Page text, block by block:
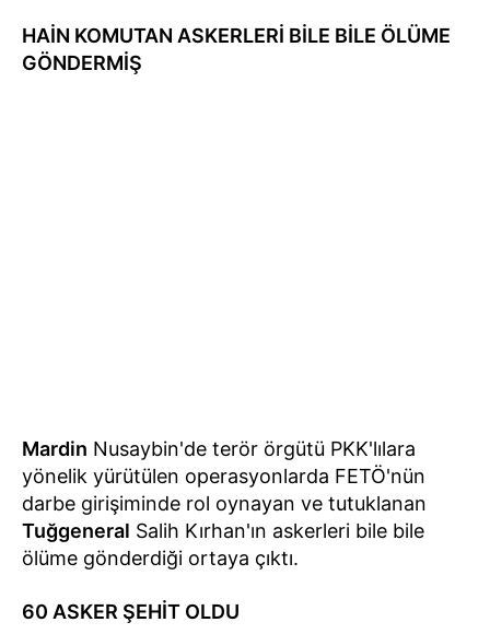
HAİN KOMUTAN ASKERLERİ BİLE BİLE ÖLÜME
GÖNDERMİŞ
Mardin Nusaybin'de terör örgütü PKK'lılara
yönelik yürütülen operasyonlarda FETÖ'nün
darbe girişiminde rol oynayan ve tutuklanan
Tuğgeneral Salih Kırhan'ın askerleri bile bile
ölüme gönderdiği ortaya çıktı.
60 ASKER ŞEHİT OLDU